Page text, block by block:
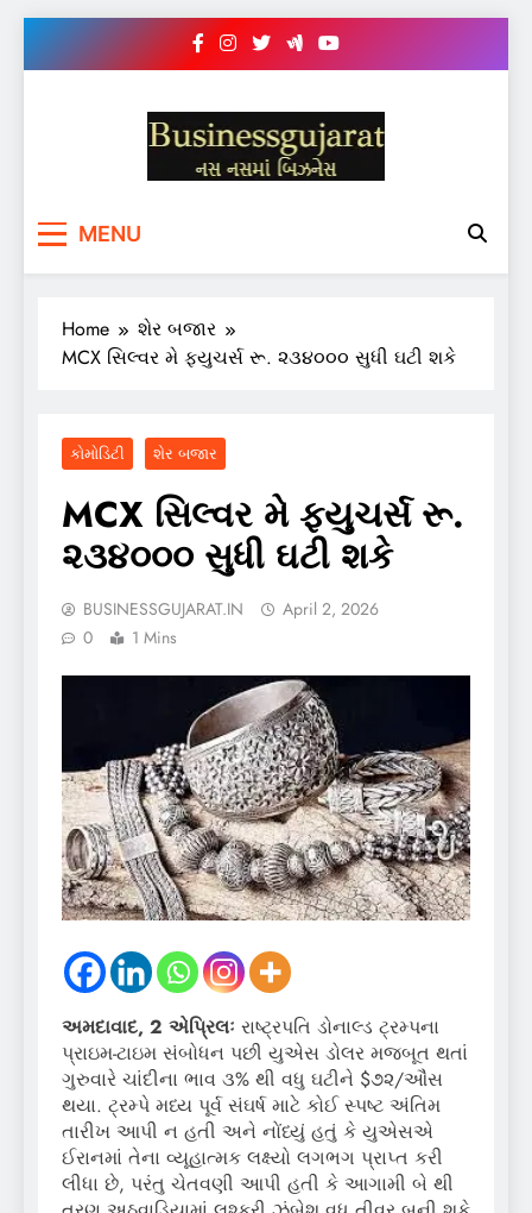
BUSINESS GUJARAT
MENU
Home
શેર બજાર
MCX સિલ્વર મે ફ્યુચર્સ રૂ. ૨૩૪૦૦૦ સુધી ઘટી શકે
કોમોડિટી શેર બજાર
MCX સિલ્વર મે ફ્યુચર્સ રૂ.
૨૩૪૦૦૦ સુધી ઘટી શકે
BUSINESSGUJARAT.IN
April 2, 2026
0
1 Mins
અમદાવાદ, 2 એપ્રિલઃ રાષ્ટ્રપતિ ડોનાલ્ડ ટ્રમ્પના
પ્રાઇમ-ટાઇમ સંબોધન પછી યુએસ ડોલર મજબૂત થતાં
ગુરુવારે ચાંદીના ભાવ ૩% થી વધુ ઘટીને $૭૨/ઔંસ
થયા. ટ્રમ્પે મધ્ય પૂર્વ સંઘર્ષ માટે કોઈ સ્પષ્ટ અંતિમ
તારીખ આપી ન હતી અને નોંધ્યું હતું કે યુએસએ
ઈરાનમાં તેના વ્યૂહાત્મક લક્ષ્યો લગભગ પ્રાપ્ત કરી
લીધા છે, પરંતુ ચેતવણી આપી હતી કે આગામી બે થી